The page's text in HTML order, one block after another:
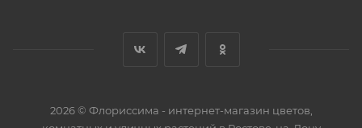
2026 © Флориссима - интернет-магазин цветов,